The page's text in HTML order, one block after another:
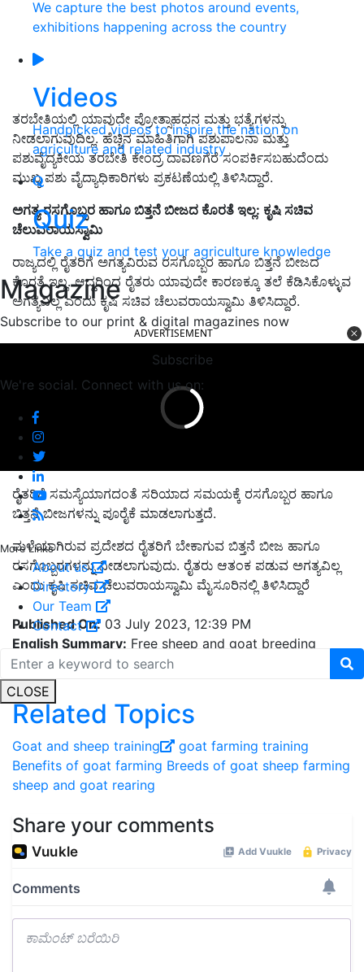
We capture the best photos around events,
exhibitions happening across the country
Videos
Handpicked videos to inspire the nation on
agriculture and related industry
Quiz
Take a quiz and test your agriculture knowledge
Magazine
Subscribe to our print & digital magazines now
Subscribe
We're social. Connect with us on:
More Links
About us
Directory
Our Team
Contact
CLOSE
ತರಬೇತಿಯಲ್ಲಿ ಯಾವುದೇ ಪ್ರೋತ್ಸಾಹಧನ ಮತ್ತು ಭತ್ಯೆಗಳನ್ನು
ನೀಡಲಾಗುವುದಿಲ್ಲ. ಹೆಚ್ಚಿನ ಮಾಹಿತಿಗಾಗಿ ಪಶುಪಾಲನಾ ಮತ್ತು
ಪಶುವೈದ್ಯಕೀಯ ತರಬೇತಿ ಕೇಂದ್ರ ದಾವಣಗೆರೆ ಸಂಪರ್ಕಿಸಬಹುದೆಂದು
ಮುಖ್ಯ ಪಶು ವೈದ್ಯಾಧಿಕಾರಿಗಳು ಪ್ರಕಟಣೆಯಲ್ಲಿ ತಿಳಿಸಿದ್ದಾರೆ.
ಅಗತ್ಯ ರಸಗೊಬ್ಬರ ಹಾಗೂ ಬಿತ್ತನೆ ಬೀಜದ ಕೊರತೆ ಇಲ್ಲ: ಕೃಷಿ ಸಚಿವ
ಚೆಲುವರಾಯಸ್ವಾಮಿ
ರಾಜ್ಯದಲ್ಲಿ ರೈತರಿಗೆ ಅಗತ್ಯವಿರುವ ರಸಗೊಬ್ಬರ ಹಾಗೂ ಬಿತ್ತನೆ ಬೀಜದ
ಕೊರತೆ ಇಲ್ಲ. ಆದ್ದರಿಂದ ರೈತರು ಯಾವುದೇ ಕಾರಣಕ್ಕೂ ತಲೆ ಕೆಡಿಸಿಕೊಳ್ಳುವ
ಅಗತ್ಯವಿಲ್ಲ ಎಂದು ಕೃಷಿ ಸಚಿವ ಚೆಲುವರಾಯಸ್ವಾಮಿ ತಿಳಿಸಿದ್ದಾರೆ.
ADVERTISEMENT
ರೈತರಿಗೆ ಸಮಸ್ಯೆಯಾಗದಂತೆ ಸರಿಯಾದ ಸಮಯಕ್ಕೆ ರಸಗೊಬ್ಬರ ಹಾಗೂ
ಬಿತ್ತನೆ ಬೀಜಗಳನ್ನು ಪೂರೈಕೆ ಮಾಡಲಾಗುತ್ತದೆ.
ಮಳೆಯಾಗಿರುವ ಪ್ರದೇಶದ ರೈತರಿಗೆ ಬೇಕಾಗುವ ಬಿತ್ತನೆ ಬೀಜ ಹಾಗೂ
ರಸಗೊಬ್ಬರಗಳನ್ನು ನೀಡಲಾಗುವುದು. ರೈತರು ಆತಂಕ ಪಡುವ ಅಗತ್ಯವಿಲ್ಲ
ಎಂದು ಕೃಷಿ ಸಚಿವ ಚೆಲುವರಾಯಸ್ವಾಮಿ ಮೈಸೂರಿನಲ್ಲಿ ತಿಳಿಸಿದ್ದಾರೆ
Published On: 03 July 2023, 12:39 PM
English Summary: Free sheep and goat breeding
training today and tomorrow!
Related Topics
Goat and sheep training
goat farming training
Benefits of goat farming Breeds of goat sheep farming
sheep and goat rearing
Share your comments